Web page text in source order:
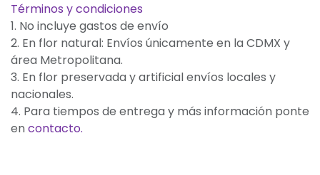
Términos y condiciones
1. No incluye gastos de envío
2. En flor natural: Envíos únicamente en la CDMX y
área Metropolitana.
3. En flor preservada y artificial envíos locales y
nacionales.
4. Para tiempos de entrega y más información ponte
encontacto.